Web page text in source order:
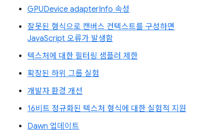
GPUDevice adapterInfo 속성
잘못된 형식으로 캔버스 컨텍스트를 구성하면
JavaScript 오류가 발생함
텍스처에 대한 필터링 샘플러 제한
확장된 하위 그룹 실험
개발자 환경 개선
16비트 정규화된 텍스처 형식에 대한 실험적 지원
Dawn 업데이트